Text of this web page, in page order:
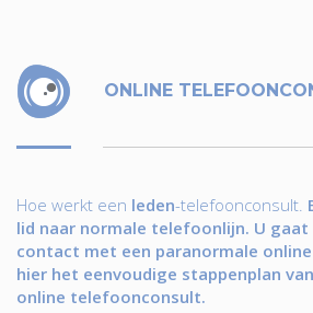
ONLINE
Hoe werkt een leden-telefoonconsult.
lid naar normale telefoonlijn. U gaat
contact met een paranormale
hier het eenvoudige stappenplan
online telefoonconsult.